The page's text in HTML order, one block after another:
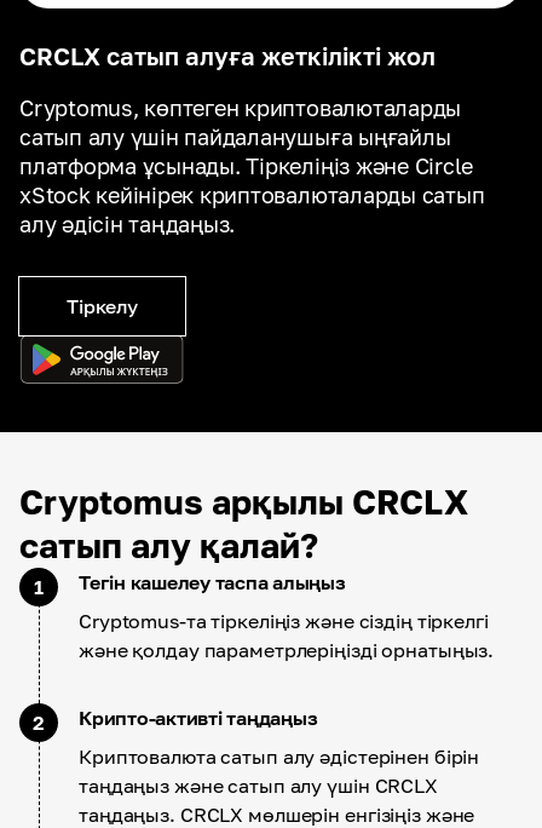
CRCLX сатып алуға жеткілікті жол
Cryptomus, көптеген криптовалюталарды
сатып алу үшін пайдаланушыға ыңғайлы
платформа ұсынады. Тіркеліңіз және Circle
xStock кейінірек криптовалюталарды сатып
алу әдісін таңдаңыз.
Тіркелу
Cryptomus арқылы CRCLX
сатып алу қалай?
1
Тегін кашелеу таспа алыңыз
Cryptomus-та тіркеліңіз және сіздің тіркелгі
және қолдау параметрлеріңізді орнатыңыз.
2
Крипто-активті таңдаңыз
Криптовалюта сатып алу әдістерінен бірін
таңдаңыз және сатып алу үшін CRCLX
таңдаңыз. CRCLX мөлшерін енгізіңіз және